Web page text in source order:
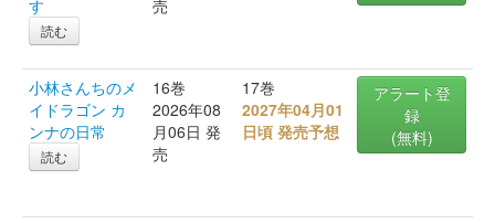
す
読む
売
小林さんちのメ
イドラゴン カ
ンナの日常
読む
16巻
2026年08
月06日 発
売
17巻
2027年04月01
日頃 発売予想
アラート登
録
(無料)